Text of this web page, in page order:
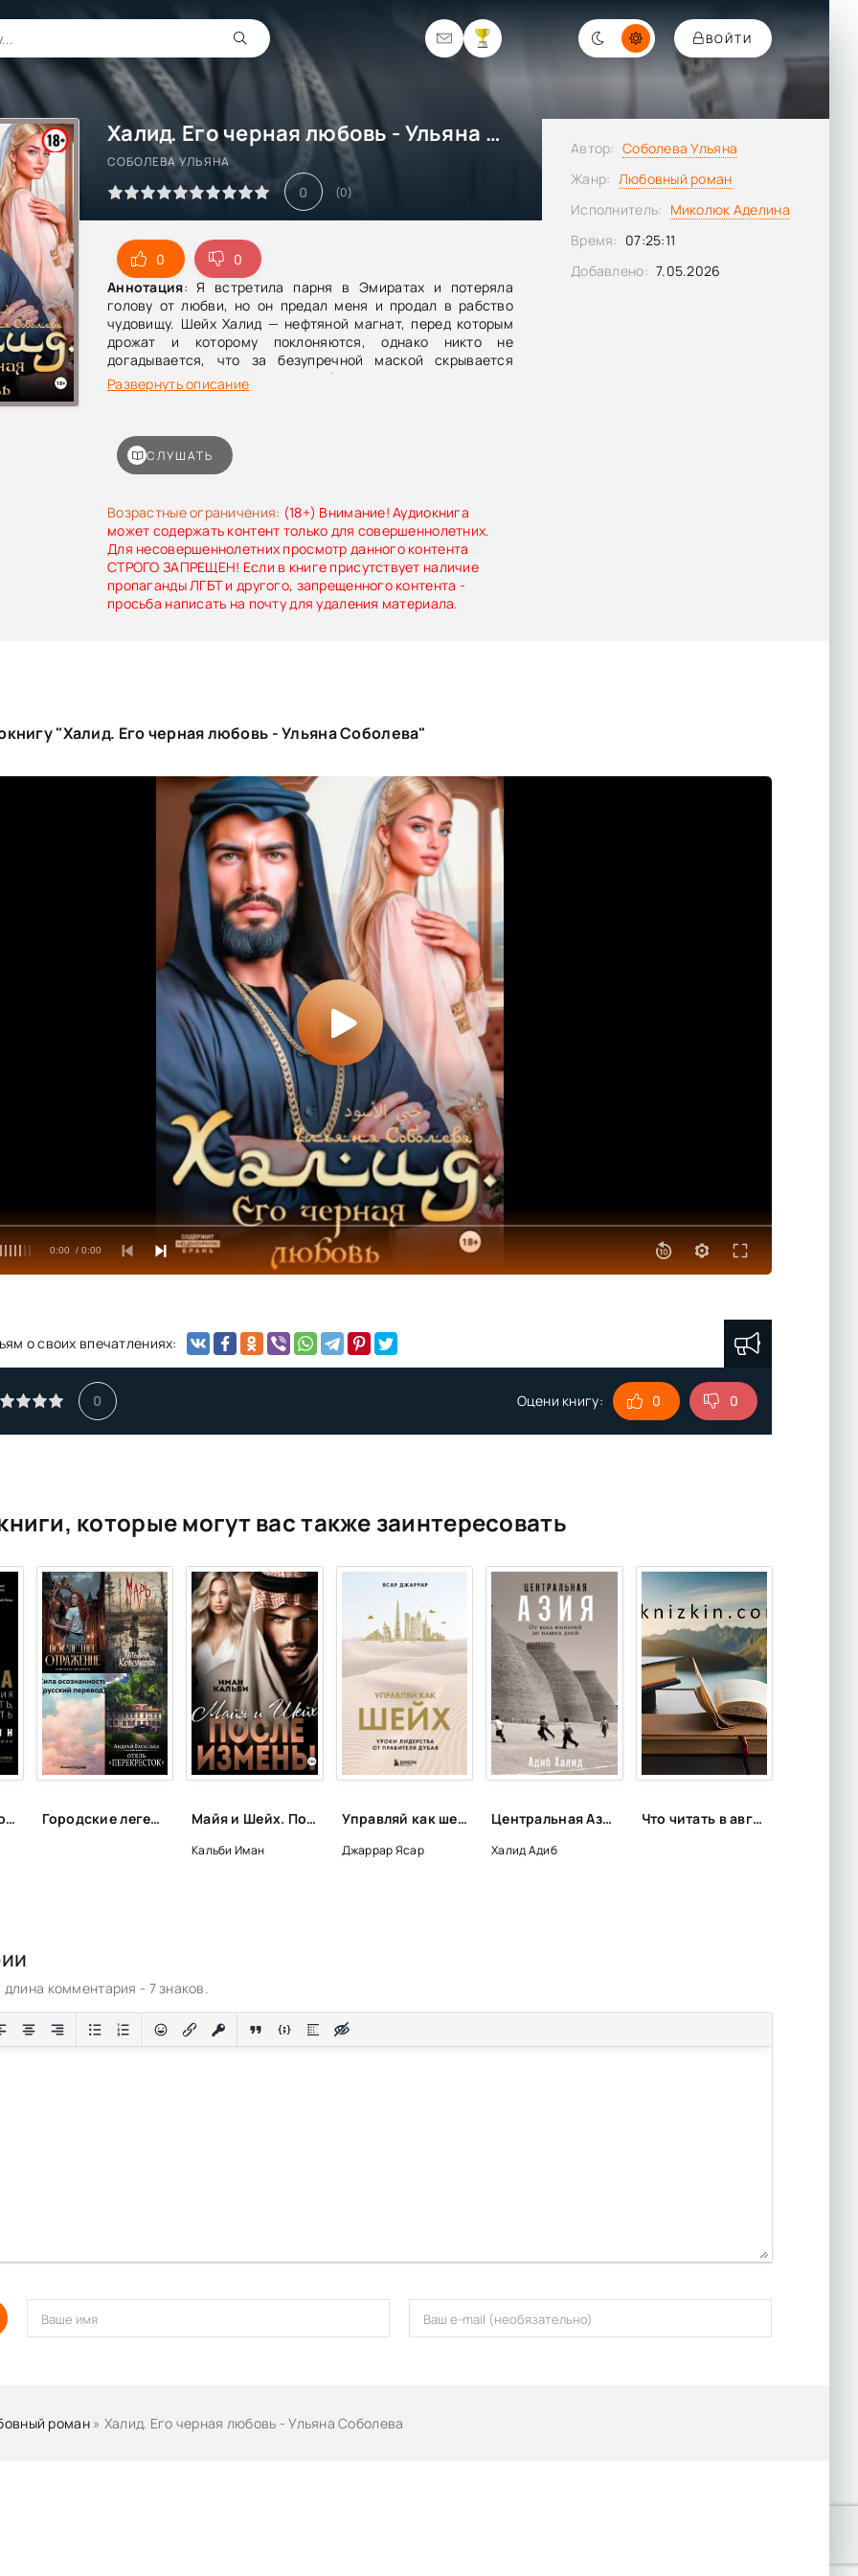
ВОЙТИ
Халид. Его черная любовь - Ульяна Соболева
СОБОЛЕВА УЛЬЯНА
0 (0)
0
0
Аннотация: Я встретила парня в Эмиратах и потеряла
голову от любви, но он предал меня и продал в рабство
чудовищу. Шейх Халид — нефтяной магнат, перед которым
дрожат и которому поклоняются, однако никто не
догадывается, что за безупречной маской скрывается
социопат и жестокий психопат. Он превратил мою жизнь в
кошмар: запер в подпольном гареме и сделал своей
и выбью себе место под солнцем даже в этом аду.
Развернуть описание
Возрастные ограничения: (18+) Внимание! Аудиокнига
может содержать контент только для совершеннолетних.
Для несовершеннолетних просмотр данного контента
СТРОГО ЗАПРЕЩЕН! Если в книге присутствует наличие
пропаганды ЛГБТ и другого, запрещенного контента -
просьба написать на почту для удаления материала.
СЛУШАТЬ
Автор: Соболева Ульяна
Жанр: Любовный роман
Исполнитель: Миколюк Аделина
Время: 07:25:11
Добавлено: 7.05.2026
"Халид. Его черная любовь - Ульяна Соболева"
0:00 / 0:00
о своих впечатлениях:
0 Оцени книгу: 0 0
которые могут вас также заинтересовать
Добыча: Всемирная история борьбы за нефть, деньги и власть - Дэниел Ергин Городские легенды, мистические истории и всё о хтони Майя и Шейх. После измены - Иман Кальби
Кальби Иман
Управляй как шейх. Уроки лидерства от правителя Дубая - Ясар Джаррар
Джаррар Ясар
Центральная Азия: От века империй до наших дней - Адиб Халид
Халид Адиб
Что читать в августе. Длинный список вышедших и планируемых книжных новинок (включая переиздания)
комментария - 7 знаков.
роман» Халид. Его черная любовь - Ульяна Соболева